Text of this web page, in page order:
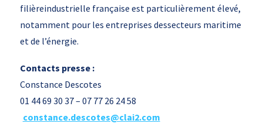
filièreindustrielle française est particulièrement élevé,
notamment pour les entreprises dessecteurs maritime
et de l’énergie.
Contacts presse :
Constance Descotes
01 44 69 30 37 – 07 77 26 24 58
constance.descotes@clai2.com